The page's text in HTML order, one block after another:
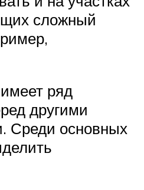
сложный
ряд
другими
Среди основных